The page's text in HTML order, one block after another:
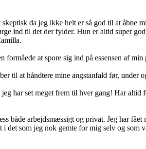
da jeg ikke helt er så god til at
ind til det der fylder. Hun er altid super
at spore sig ind på essensen af
til at håndtere mine angstanfald før, under
har set meget frem til hver gang! Har
både arbejdsmæssigt og privat. Jeg har
det som jeg nok gemte for mig selv og